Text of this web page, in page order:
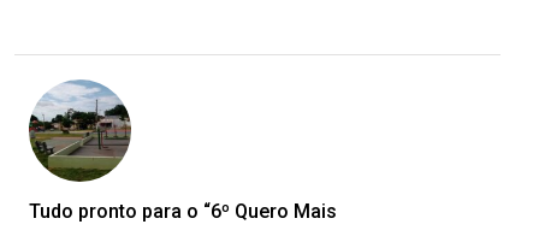
Tudo pronto para o “6º Quero Mais